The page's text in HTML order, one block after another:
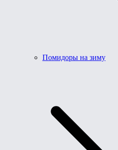
Помидоры на зиму